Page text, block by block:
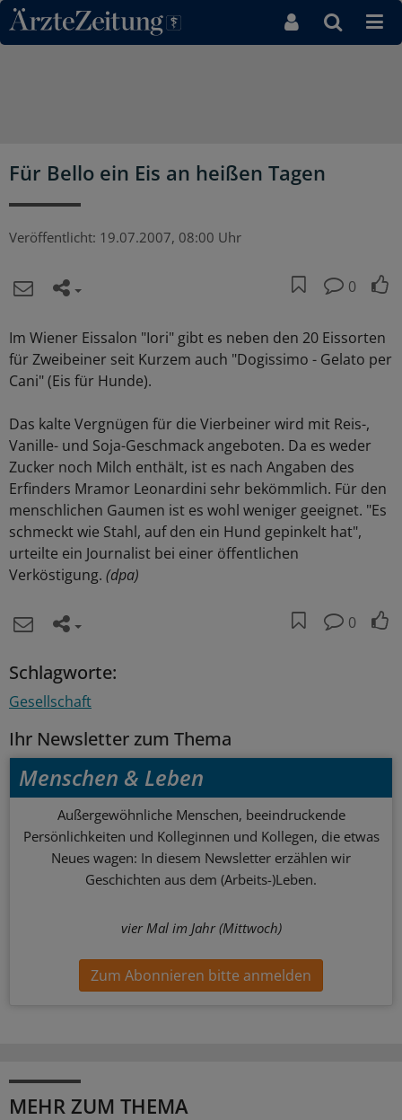
Direkt zum Inhaltsbereich
Für Bello ein Eis an heißen Tagen
Veröffentlicht: 19.07.2007, 08:00 Uhr
0
Im Wiener Eissalon "Iori" gibt es neben den 20 Eissorten
für Zweibeiner seit Kurzem auch "Dogissimo - Gelato per
Cani" (Eis für Hunde).
Das kalte Vergnügen für die Vierbeiner wird mit Reis-,
Vanille- und Soja-Geschmack angeboten. Da es weder
Zucker noch Milch enthält, ist es nach Angaben des
Erfinders Mramor Leonardini sehr bekömmlich. Für den
menschlichen Gaumen ist es wohl weniger geeignet. "Es
schmeckt wie Stahl, auf den ein Hund gepinkelt hat",
urteilte ein Journalist bei einer öffentlichen
Verköstigung. (dpa)
0
Schlagworte:
Gesellschaft
Ihr Newsletter zum Thema
Menschen & Leben
Außergewöhnliche Menschen, beeindruckende
Persönlichkeiten und Kolleginnen und Kollegen, die etwas
Neues wagen: In diesem Newsletter erzählen wir
Geschichten aus dem (Arbeits-)Leben.
vier Mal im Jahr (Mittwoch)
Zum Abonnieren bitte anmelden
MEHR ZUM THEMA